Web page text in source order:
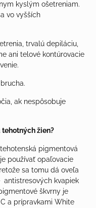
kyslým ošetreniam.
vo vyšších
trvalú depiláciu,
ani telové kontúrovacie
ak nespôsobuje
žien?
pigmentová
používať opaľovacie
sa tomu dá oveľa
antistresových kvapiek
škvrny je
a prípravkami White